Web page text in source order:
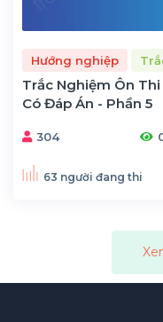
Hướng nghiệp
Trắc Nghiệm Ôn
Có Đáp Án - Phần 5
304
63 người đang thi